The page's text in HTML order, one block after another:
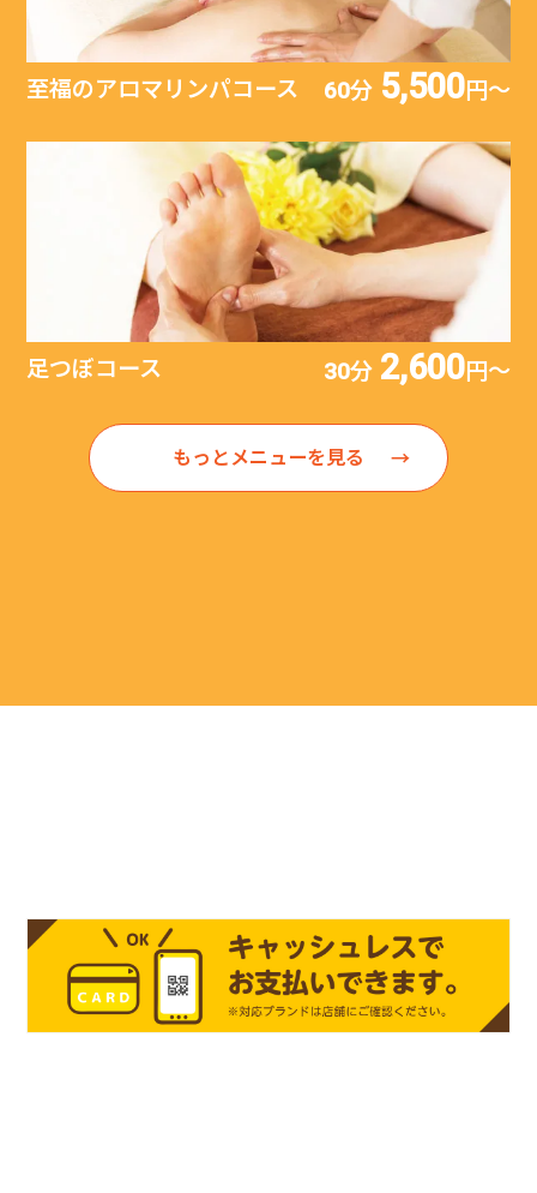
至福のアロマリンパコース 60分 5,500円〜
足つぼコース 30分 2,600円〜
もっとメニューを見る